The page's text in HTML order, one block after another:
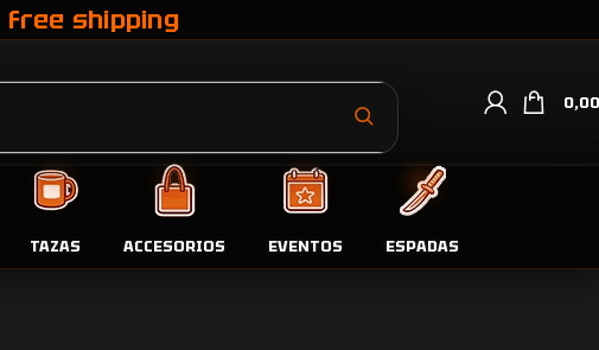
free shipping
0,00
TAZAS ACCESORIOS EVENTOS ESPADAS
Productos por página 24 36